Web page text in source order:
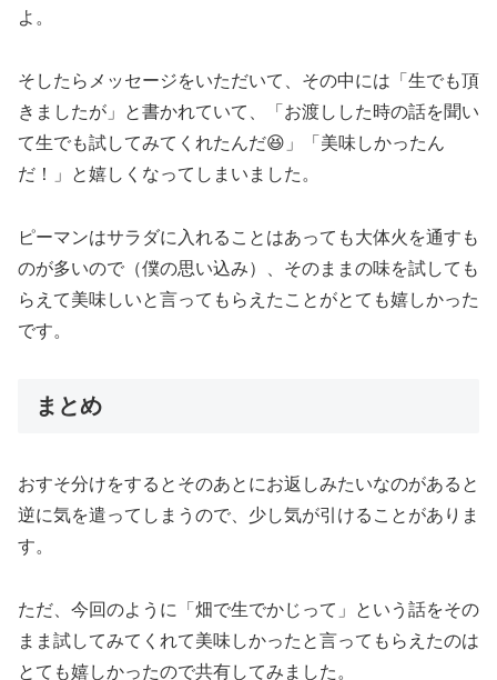
よ。
そしたらメッセージをいただいて、その中には「生でも頂
きましたが」と書かれていて、「お渡しした時の話を聞い
て生でも試してみてくれたんだ😆」「美味しかったん
だ！」と嬉しくなってしまいました。
ピーマンはサラダに入れることはあっても大体火を通すも
のが多いので（僕の思い込み）、そのままの味を試しても
らえて美味しいと言ってもらえたことがとても嬉しかった
です。
まとめ
おすそ分けをするとそのあとにお返しみたいなのがあると
逆に気を遣ってしまうので、少し気が引けることがありま
す。
ただ、今回のように「畑で生でかじって」という話をその
まま試してみてくれて美味しかったと言ってもらえたのは
とても嬉しかったので共有してみました。